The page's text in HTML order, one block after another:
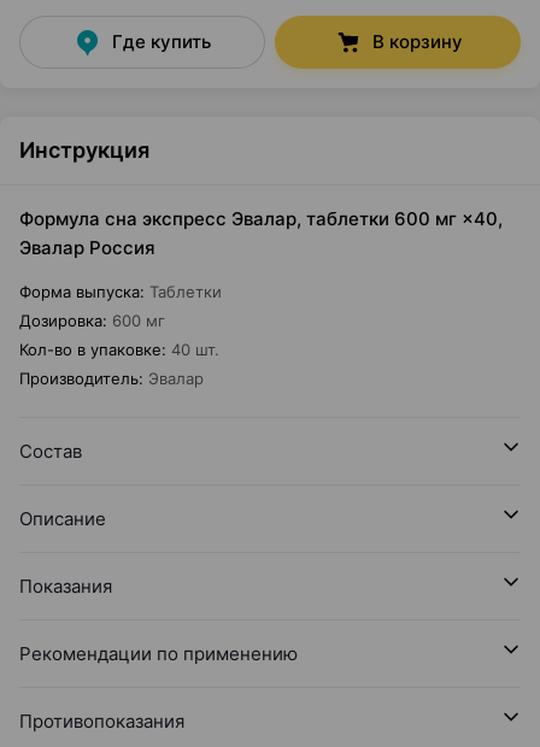
Где купить В корзину
Инструкция
Формула сна экспресс Эвалар, таблетки 600 мг ×40,
Эвалар Россия
Форма выпуска: Таблетки
Дозировка: 600 мг
Кол-во в упаковке: 40 шт.
Производитель: Эвалар
Состав
Описание
Показания
Рекомендации по применению
Противопоказания